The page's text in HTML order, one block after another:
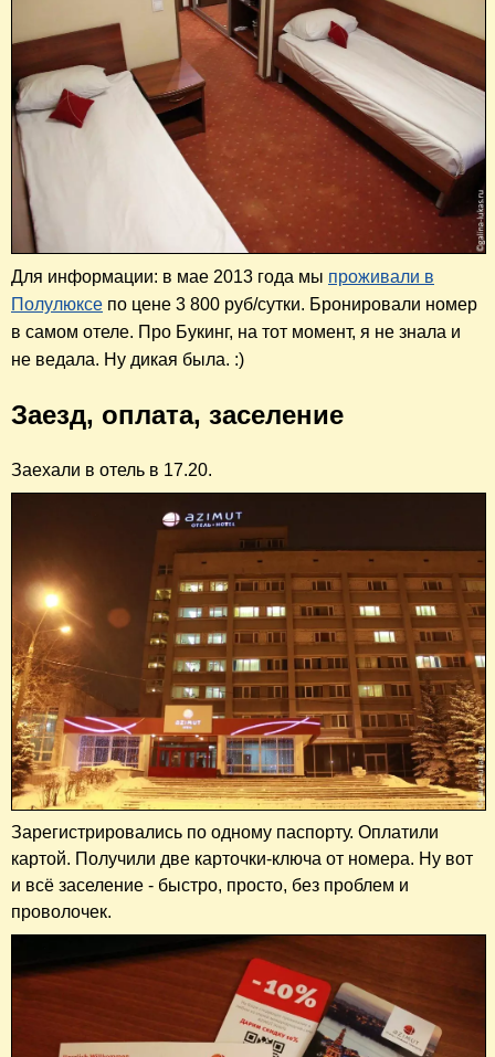
Для информации: в мае 2013 года мы проживали в
Полулюксе по цене 3 800 руб/сутки. Бронировали номер
в самом отеле. Про Букинг, на тот момент, я не знала и
не ведала. Ну дикая была. :)
Заезд, оплата, заселение
Заехали в отель в 17.20.
Зарегистрировались по одному паспорту. Оплатили
картой. Получили две карточки-ключа от номера. Ну вот
и всё заселение - быстро, просто, без проблем и
проволочек.